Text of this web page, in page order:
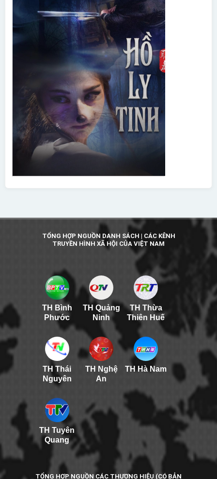
TỔNG HỢP NGUỒN DANH SÁCH | CÁC KÊNH
TRUYỀN HÌNH XÃ HỘI CỦA VIỆT NAM
TH Bình
Phước
TH Quảng
Ninh
TH Thừa
Thiên Huế
TH Thái
Nguyên
TH Nghệ
An
TH Hà Nam
TH Tuyên
Quang
TỔNG HỢP NGUỒN CÁC THƯƠNG HIỆU (CÓ BẢN